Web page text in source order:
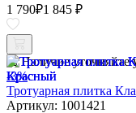
1 790₽1 845 ₽
Наличие уточняйте
-3%
Тротуарная плитка
Артикул: 1001421